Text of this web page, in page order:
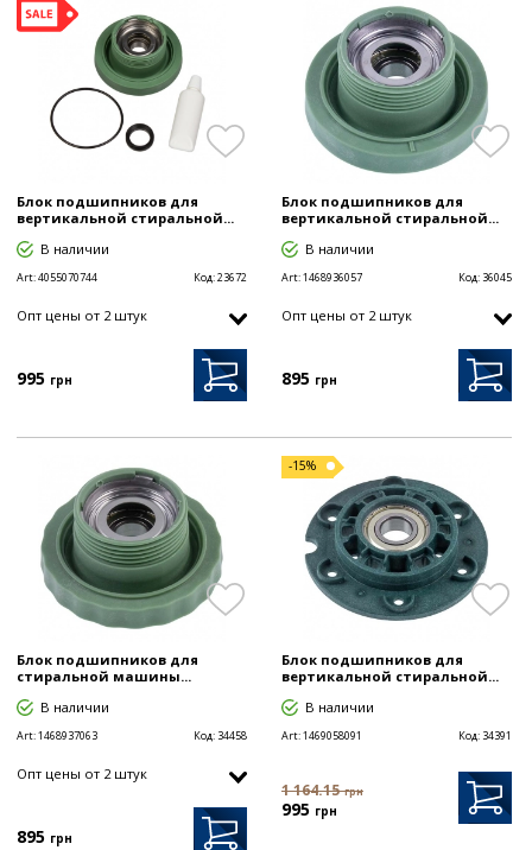
Блок подшипников для
вертикальной стиральной...
В наличии
Art:4055070744 Код:23672
Опт цены от 2 штук
995 грн
Блок подшипников для
вертикальной стиральной...
В наличии
Art:1468936057 Код: 36045
Опт цены от 2 штук
895 грн
Блок подшипников для
стиральной машины...
В наличии
Art:1468937063 Код: 34458
Опт цены от 2 штук
895 грн
Блок подшипников для
вертикальной стиральной...
-15%
В наличии
Art:1469058091 Код: 34391
1 164.15 грн
995 грн